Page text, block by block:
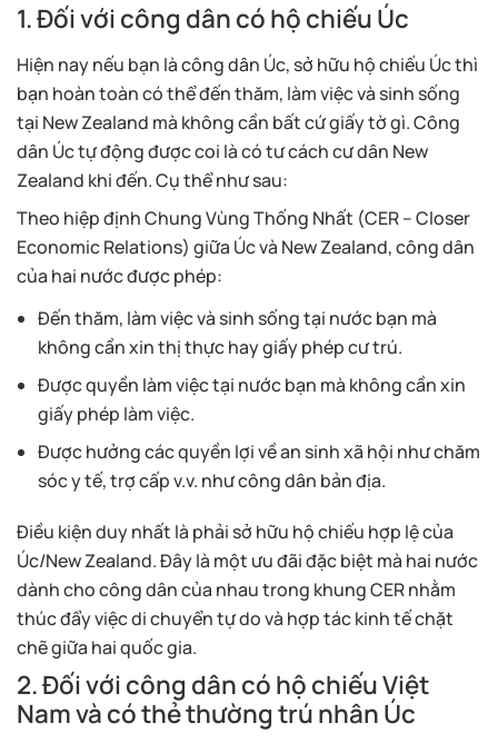
1. Đối với công dân có hộ chiếu Úc
Hiện nay nếu bạn là công dân Úc, sở hữu hộ chiếu Úc thì
bạn hoàn toàn có thể đến thăm, làm việc và sinh sống
tại New Zealand mà không cần bất cứ giấy tờ gì. Công
dân Úc tự động được coi là có tư cách cư dân New
Zealand khi đến. Cụ thể như sau:
Theo hiệp định Chung Vùng Thống Nhất (CER – Closer
Economic Relations) giữa Úc và New Zealand, công dân
của hai nước được phép:
Đến thăm, làm việc và sinh sống tại nước bạn mà
không cần xin thị thực hay giấy phép cư trú.
Được quyền làm việc tại nước bạn mà không cần xin
giấy phép làm việc.
Được hưởng các quyền lợi về an sinh xã hội như chăm
sóc y tế, trợ cấp v.v. như công dân bản địa.
Điều kiện duy nhất là phải sở hữu hộ chiếu hợp lệ của
Úc/New Zealand. Đây là một ưu đãi đặc biệt mà hai nước
dành cho công dân của nhau trong khung CER nhằm
thúc đẩy việc di chuyển tự do và hợp tác kinh tế chặt
chẽ giữa hai quốc gia.
2. Đối với công dân có hộ chiếu Việt
Nam và có thẻ thường trú nhân Úc